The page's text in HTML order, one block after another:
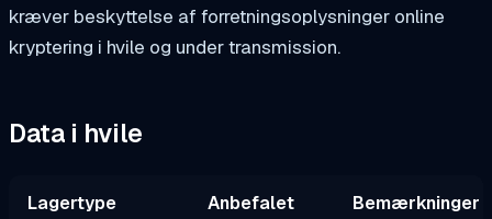
kræver beskyttelse af forretningsoplysninger online
kryptering i hvile og under transmission.
Data i hvile
Lagertype
Anbefalet
Bemærkninger